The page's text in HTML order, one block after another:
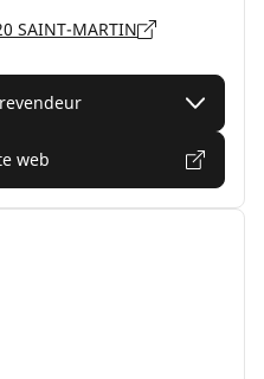
SAINT-MARTIN
web